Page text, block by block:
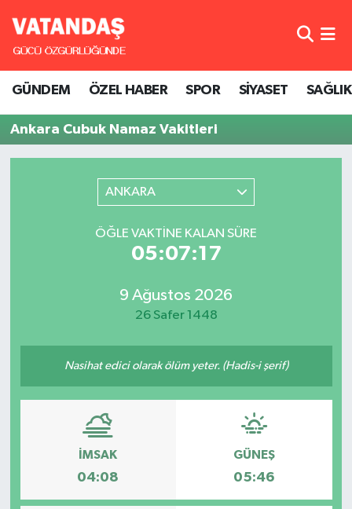
GÜNDEM ÖZEL HABER SPOR SİYASET SAĞLIK
Ankara Cubuk Namaz Vakitleri
ANKARA
ÖĞLE VAKTINE KALAN SÜRE
05:07:17
9 Ağustos 2026
26 Safer 1448
Nasihat edici olarak ölüm yeter. (Hadis-i şerif)
İMSAK
04:08
GÜNEŞ
05:46
GÜNDEM
Hava Durumu
Tüm Manşetler